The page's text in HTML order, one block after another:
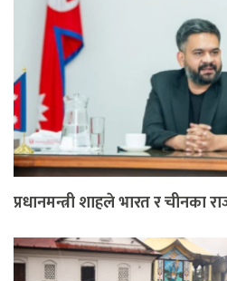
प्रधानमन्त्री शाहले भारत र चीनका